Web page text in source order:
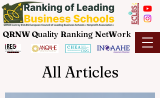
QRNW Quality Ranking NetWork
All Articles